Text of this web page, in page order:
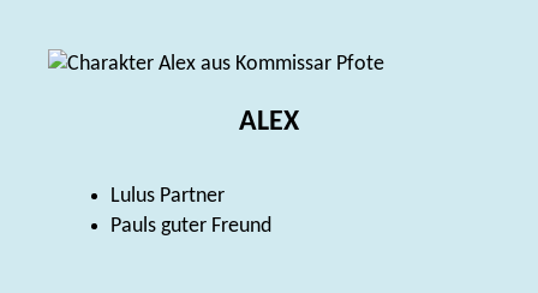
ALEX
Lulus Partner
Pauls guter Freund